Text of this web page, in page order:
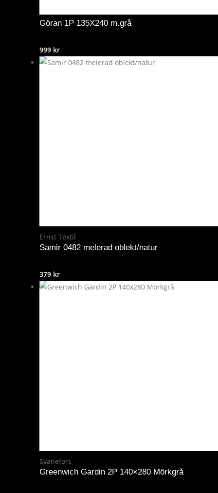
Göran 1P 135X240 m.grå
999 kr
Ernst Textil
Samir 0482 melerad oblekt/natur
379 kr
Svanefors
Greenwich Gardin 2P 140×280 Mörkgrå